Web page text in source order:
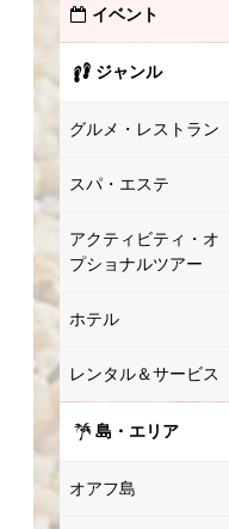
イベント
ジャンル
グルメ・レストラン
スパ・エステ
アクティビティ・オ
プショナルツアー
ホテル
レンタル＆サービス
島・エリア
オアフ島